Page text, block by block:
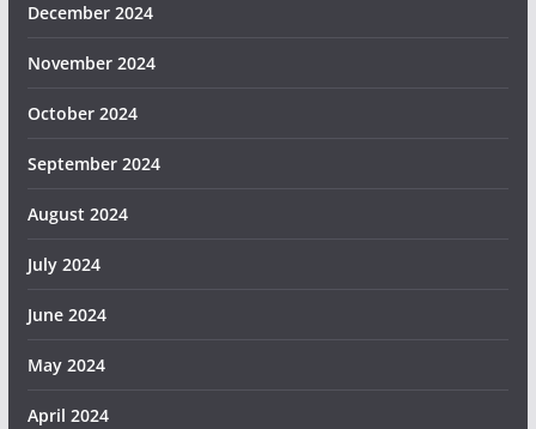
December 2024
November 2024
October 2024
September 2024
August 2024
July 2024
June 2024
May 2024
April 2024